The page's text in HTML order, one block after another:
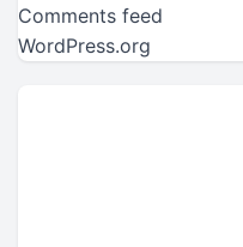
Comments feed
WordPress.org